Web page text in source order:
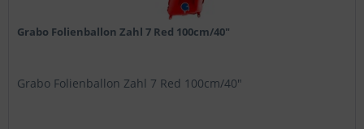
Grabo Folienballon Zahl 7 Red 100cm/40"
Grabo Folienballon Zahl 7 Red 100cm/40"